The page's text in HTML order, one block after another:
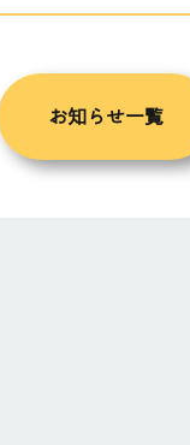
お知らせ一覧